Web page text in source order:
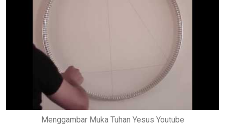
Menggambar Muka Tuhan Yesus Youtube